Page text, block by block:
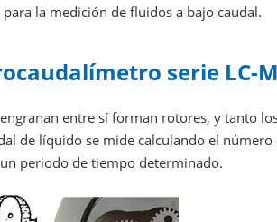
la medición de fluidos a bajo caudal.
serie LC-M
entre sí forman rotores, y tanto
de líquido se mide calculando el número
periodo de tiempo determinado.